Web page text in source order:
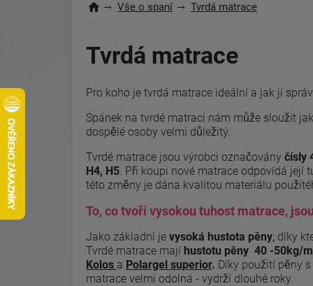
Vše o spaní Tvrdá matrace
Tvrdá matrace
Pro koho je tvrdá matrace ideální a jak ji
Spánek na tvrdé matraci nám může sloužit
dospělé osoby velmi důležitý.
Tvrdé matrace jsou výrobci označovány čísly
H4, H5 . Při koupi nové matrace odpovídá
této změny je dána kvalitou materiálu
To, co tvoří vysokou tuhost matrace,
Jako základní je vysoká hustota pěny, díky
Tvrdé matrace mají hustotu pěny 40 -50kg/
Kolos a Polargel superior. Díky použití pěny
matrace velmi odolná - vydrží dlouhé roky.